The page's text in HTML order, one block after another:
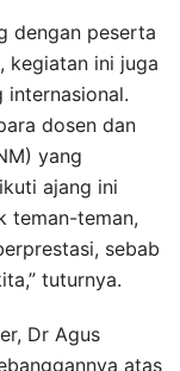
dengan peserta
kegiatan ini juga
internasional.
dosen dan
yang
ajang ini
teman-teman,
sebab
tuturnya.
Dr Agus
atas